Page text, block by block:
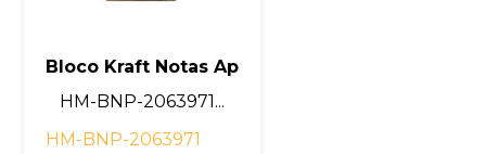
Bloco Kraft Notas Ap
HM-BNP-2063971...
HM-BNP-2063971